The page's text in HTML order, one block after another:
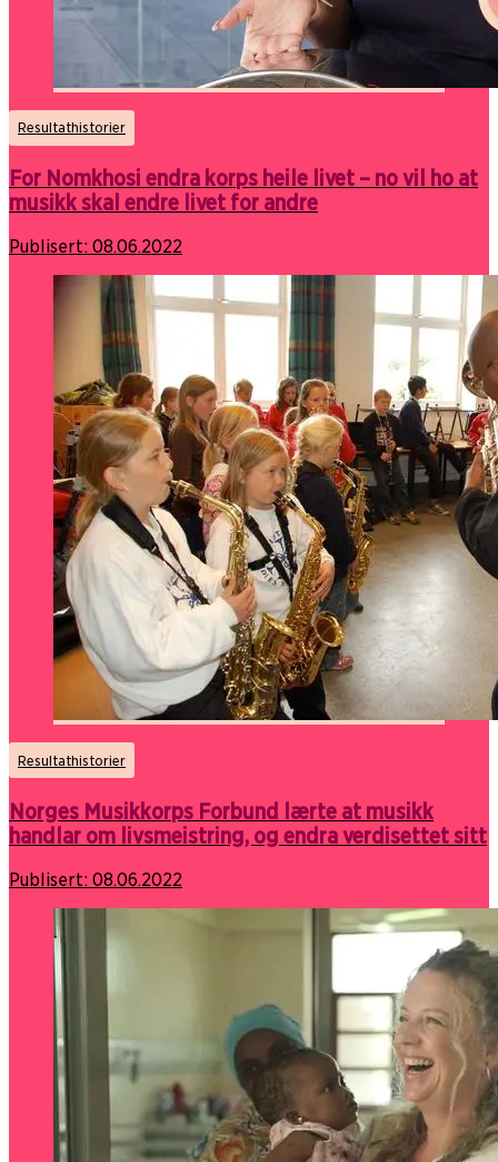
Resultathistorier
For Nomkhosi endra korps heile livet – no vil ho at
musikk skal endre livet for andre
Publisert: 08.06.2022
Resultathistorier
Norges Musikkorps Forbund lærte at musikk
handlar om livsmeistring, og endra verdisettet sitt
Publisert: 08.06.2022